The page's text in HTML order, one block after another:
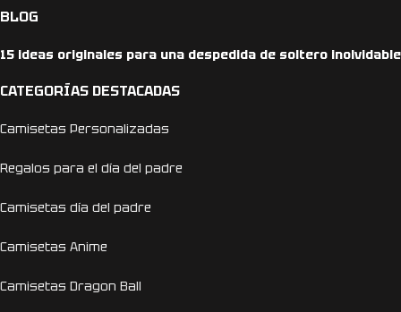
BLOG
15 ideas originales para una despedida de soltero inolvidable
CATEGORÍAS DESTACADAS
Camisetas Personalizadas
Regalos para el día del padre
Camisetas día del padre
Camisetas Anime
Camisetas Dragon Ball